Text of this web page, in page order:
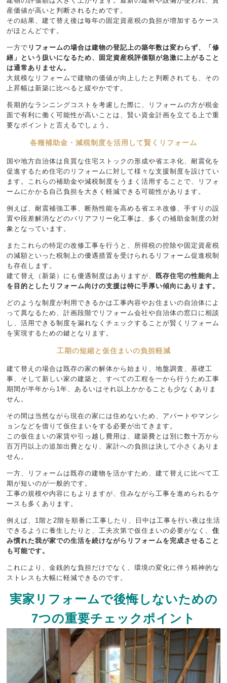
産価値が高いと判断されるためです。
その結果、建て替え後は毎年の固定資産税の負担が増加するケース
がほとんどです。
一方で リフォームの場合は建物の登記上の築年数は変わらず、「修
繕」という扱いになるため、固定資産税評価額が急激に上がること
は通常ありません。
大規模なリフォームで建物の価値が向上したと判断されても、その
上昇幅は新築に比べると緩やかです。
長期的なランニングコストを考慮した際に、リフォームの方が税金
面で有利に働く可能性が高いことは、賢い資金計画を立てる上で重
要なポイントと言えるでしょう。
各種補助金・減税制度を活用して賢くリフォーム
国や地方自治体は良質な住宅ストックの形成や省エネ化、耐震化を
促進するため住宅のリフォームに対して様々な支援制度を設けてい
ます。これらの補助金や減税制度をうまく活用することで、リフォ
ームにかかる自己負担を大きく軽減できる可能性があります。
例えば、耐震補強工事、断熱性能を高める省エネ改修、手すりの設
置や段差解消などのバリアフリー化工事は、多くの補助金制度の対
象となっています。
またこれらの特定の改修工事を行うと、所得税の控除や固定資産税
の減額といった税制上の優遇措置を受けられるリフォーム促進税制
も存在します。
建て替え（新築）にも優遇制度はありますが、
既存住宅の性能向上
を目的としたリフォーム向けの支援は特に手厚い傾向にあります。
どのような制度が利用できるかは工事内容やお住まいの自治体によ
って異なるため、計画段階でリフォーム会社や自治体の窓口に相談
し、活用できる制度を漏れなくチェックすることが賢くリフォーム
を実現するための鍵となります。
工期の短縮と仮住まいの負担軽減
建て替えの場合は既存の家の解体から始まり、地盤調査、基礎工
事、そして新しい家の建築と、すべての工程を一から行うため工事
期間が半年から1年、あるいはそれ以上かかることも少なくありま
せん。
その間は当然ながら現在の家には住めないため、アパートやマンシ
ョンなどを借りて仮住まいをする必要が出てきます。
この仮住まいの家賃や引っ越し費用は、建築費とは別に数十万から
百万円以上の追加出費となり、家計への負担は決して小さくありま
せん。
一方、リフォームは既存の建物を活かすため、建て替えに比べて工
期が短いのが一般的です。
工事の規模や内容にもよりますが、住みながら工事を進められるケ
ースも多くあります。
例えば、1階と2階を順番に工事したり、日中は工事を行い夜は生活
できるように養生したりと、工夫次第で仮住まいの必要がなく、 住
み慣れた我が家での生活を続けながらリフォームを完成させること
も可能です。
これにより、金銭的な負担だけでなく、環境の変化に伴う精神的な
ストレスも大幅に軽減できるのです。
実家リフォームで後悔しないための
7つの重要チェックポイント